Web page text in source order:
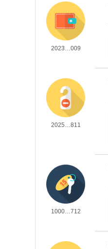
2023…009
2025…811
1000…712